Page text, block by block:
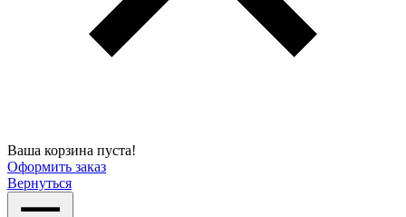
Ваша корзина пуста!
Оформить заказ
Вернуться